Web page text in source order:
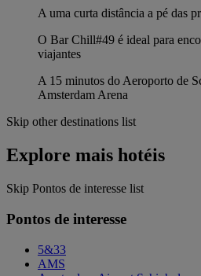
A uma curta distância a pé das
O Bar Chill#49 é ideal para
viajantes
A 15 minutos do Aeroporto de
Amsterdam Arena
Skip other destinations list
Explore mais hotéis
Skip Pontos de interesse list
Pontos de interesse
5&33
AMS